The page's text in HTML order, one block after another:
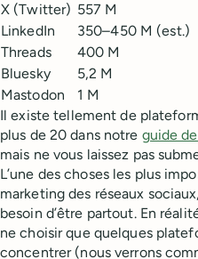
X (Twitter) 557 M
LinkedIn
350–450 M (est.)
Threads
400 M
Bluesky
5,2 M
Mastodon
1 M
Il existe tellement de
plus de 20 dans notre guide
mais ne vous laissez pas
L’une des choses les plus
marketing des réseaux
besoin d’être partout. En
ne choisir que quelques
concentrer (nous verrons